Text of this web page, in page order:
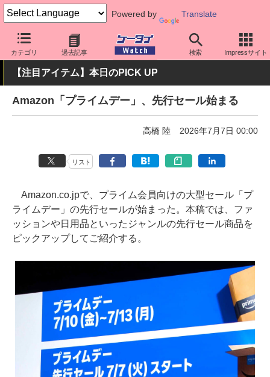
Powered by Translate
カテゴリ 過去記事 検索 Impressサイト
ケータイ Watch 周辺機器/アクセサリー その他
【注目アイテム】本日のPICK UP
Amazon「プライムデー」、先行セール始まる
高橋 陸 2026年7月7日 00:00
リスト
Amazon.co.jpで、プライム会員向けの大型セール「プ
ライムデー」の先行セールが始まった。本稿では、ファ
ッションや日用品といったジャンルの先行セール商品を
ピックアップしてご紹介する。